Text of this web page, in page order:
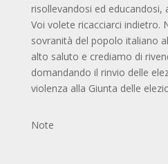
risollevandosi ed educandosi,
Voi volete ricacciarci indietro.
sovranità del popolo italiano
alto saluto e crediamo di
domandando il rinvio delle
violenza alla Giunta delle
Note